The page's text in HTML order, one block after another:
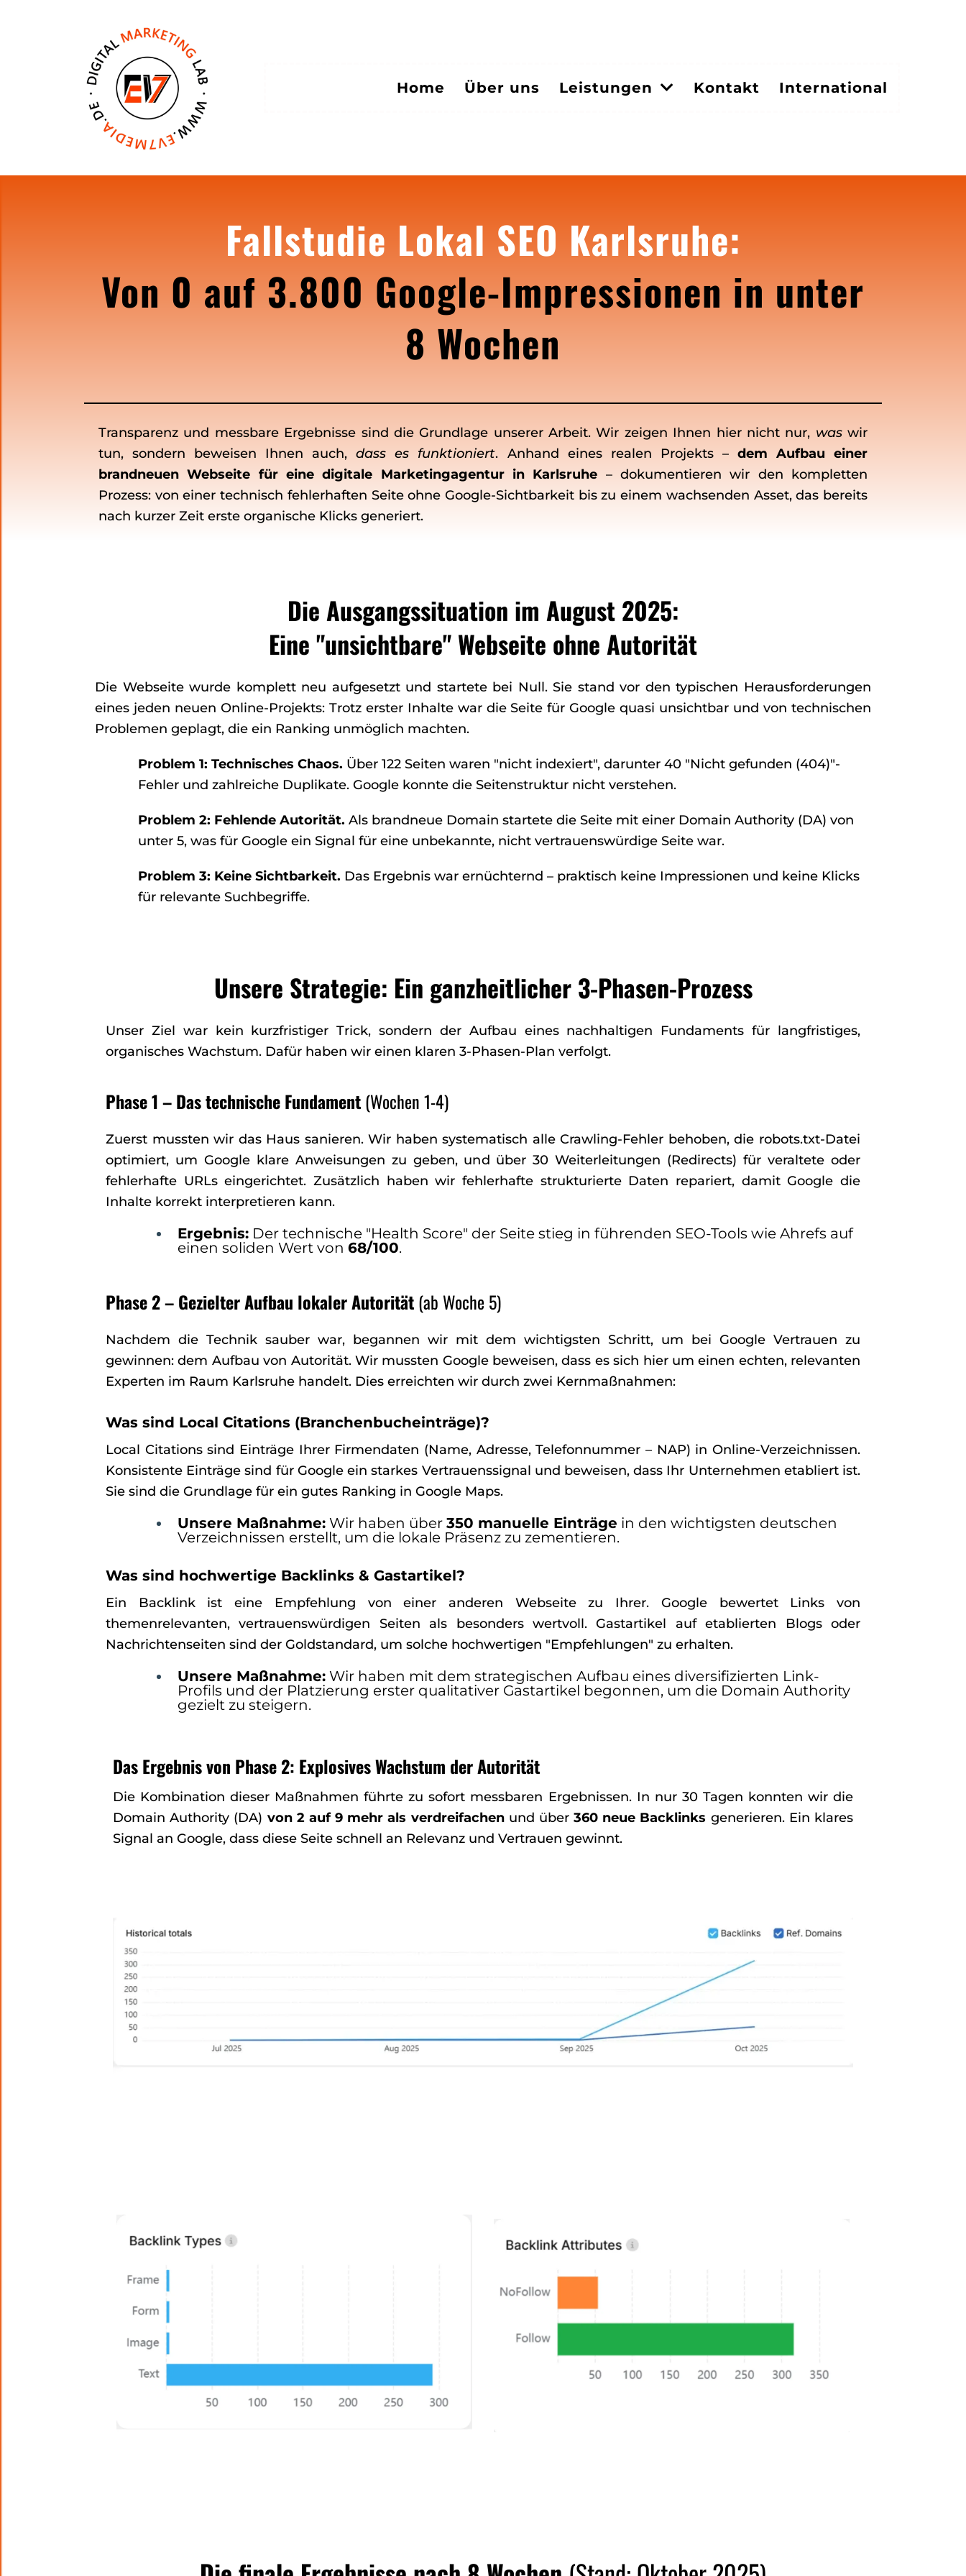
Home Über uns Leistungen Kontakt International
Fallstudie Lokal SEO Karlsruhe:
Von 0 auf 3.800 Google-Impressionen in unter
8 Wochen
Transparenz und messbare Ergebnisse sind die Grundlage unserer Arbeit. Wir zeigen Ihnen hier nicht nur, waswir
tun, sondern beweisen Ihnen auch,dass es funktioniert. Anhand eines realen Projekts – dem Aufbau einer
brandneuen Webseite für eine digitale Marketingagentur in Karlsruhe – dokumentieren wir den kompletten
Prozess: von einer technisch fehlerhaften Seite ohne Google-Sichtbarkeit bis zu einem wachsenden Asset, das bereits
nach kurzer Zeit erste organische Klicks generiert.
Die Ausgangssituation im August 2025:
Eine "unsichtbare" Webseite ohne Autorität
Die Webseite wurde komplett neu aufgesetzt und startete bei Null. Sie stand vor den typischen Herausforderungen
eines jeden neuen Online-Projekts: Trotz erster Inhalte war die Seite für Google quasi unsichtbar und von technischen
Problemen geplagt, die ein Ranking unmöglich machten.
Problem 1: Technisches Chaos. Über 122 Seiten waren "nicht indexiert", darunter 40 "Nicht gefunden (404)"-
Fehler und zahlreiche Duplikate. Google konnte die Seitenstruktur nicht verstehen.
Problem 2: Fehlende Autorität. Als brandneue Domain startete die Seite mit einer Domain Authority (DA) von
unter 5, was für Google ein Signal für eine unbekannte, nicht vertrauenswürdige Seite war.
Problem 3: Keine Sichtbarkeit. Das Ergebnis war ernüchternd – praktisch keine Impressionen und keine Klicks
für relevante Suchbegriffe.
Unsere Strategie: Ein ganzheitlicher 3-Phasen-Prozess
Unser Ziel war kein kurzfristiger Trick, sondern der Aufbau eines nachhaltigen Fundaments für langfristiges,
organisches Wachstum. Dafür haben wir einen klaren 3-Phasen-Plan verfolgt.
Phase 1 – Das technische Fundament(Wochen 1-4)
Zuerst mussten wir das Haus sanieren. Wir haben systematisch alle Crawling-Fehler behoben, die robots.txt-Datei
optimiert, um Google klare Anweisungen zu geben, und über 30 Weiterleitungen (Redirects) für veraltete oder
fehlerhafte URLs eingerichtet. Zusätzlich haben wir fehlerhafte strukturierte Daten repariert, damit Google die
Inhalte korrekt interpretieren kann.
Ergebnis: Der technische "Health Score" der Seite stieg in führenden SEO-Tools wie Ahrefs auf
einen soliden Wert von 68/100.
Phase 2 – Gezielter Aufbau lokaler Autorität(ab Woche 5)
Nachdem die Technik sauber war, begannen wir mit dem wichtigsten Schritt, um bei Google Vertrauen zu
gewinnen: dem Aufbau von Autorität. Wir mussten Google beweisen, dass es sich hier um einen echten, relevanten
Experten im Raum Karlsruhe handelt. Dies erreichten wir durch zwei Kernmaßnahmen:
Was sind Local Citations (Branchenbucheinträge)?
Local Citations sind Einträge Ihrer Firmendaten (Name, Adresse, Telefonnummer – NAP) in Online-Verzeichnissen.
Konsistente Einträge sind für Google ein starkes Vertrauenssignal und beweisen, dass Ihr Unternehmen etabliert ist.
Sie sind die Grundlage für ein gutes Ranking in Google Maps.
Unsere Maßnahme: Wir haben über 350 manuelle Einträge in den wichtigsten deutschen
Verzeichnissen erstellt, um die lokale Präsenz zu zementieren.
Was sind hochwertige Backlinks & Gastartikel?
Ein Backlink ist eine Empfehlung von einer anderen Webseite zu Ihrer. Google bewertet Links von
themenrelevanten, vertrauenswürdigen Seiten als besonders wertvoll. Gastartikel auf etablierten Blogs oder
Nachrichtenseiten sind der Goldstandard, um solche hochwertigen "Empfehlungen" zu erhalten.
Unsere Maßnahme: Wir haben mit dem strategischen Aufbau eines diversifizierten Link-
Profils und der Platzierung erster qualitativer Gastartikel begonnen, um die Domain Authority
gezielt zu steigern.
Das Ergebnis von Phase 2: Explosives Wachstum der Autorität
Die Kombination dieser Maßnahmen führte zu sofort messbaren Ergebnissen. In nur 30 Tagen konnten wir die
Domain Authority (DA) von 2 auf 9 mehr als verdreifachenund über360 neue Backlinks generieren. Ein klares
Signal an Google, dass diese Seite schnell an Relevanz und Vertrauen gewinnt.